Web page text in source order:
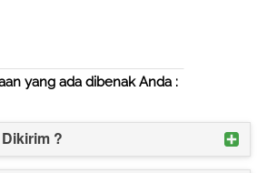
yang ada dibenak Anda :
?